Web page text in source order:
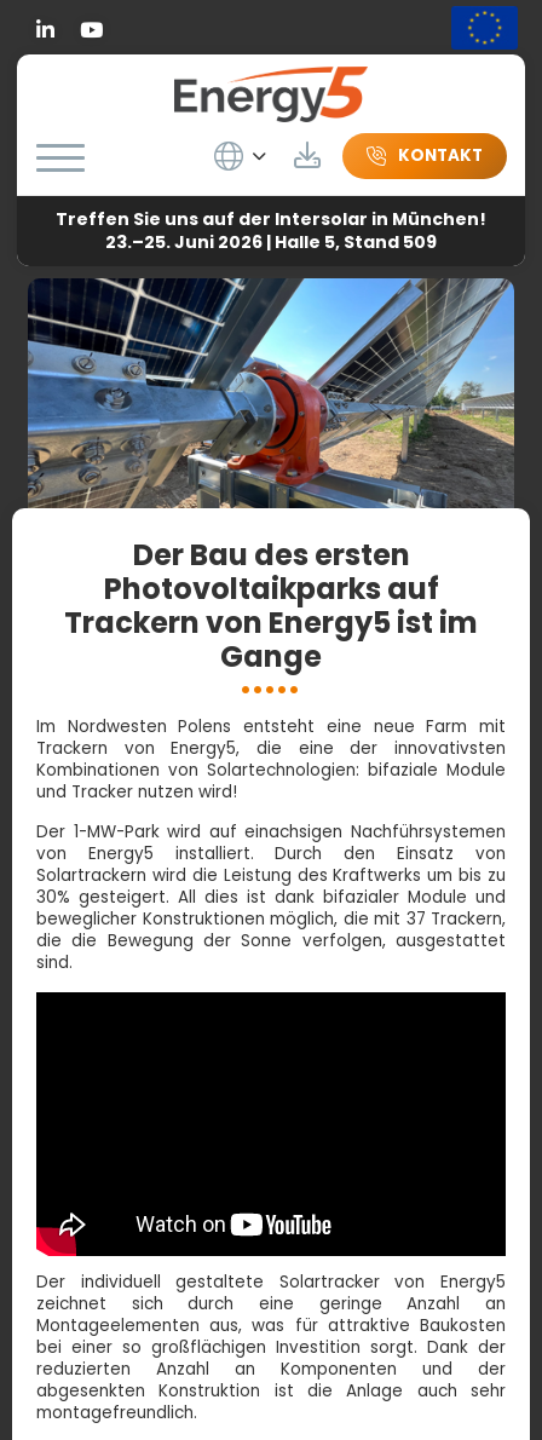
Wybierz język
Herunterladen
KONTAKT
Treffen Sie uns auf der Intersolar in München!
23.–25. Juni 2026 | Halle 5, Stand 509
Energy5-Nachricht-Der Bau des ersten Photovoltaikparks
auf Trackern von Energy5 ist im Gange
Der Bau des ersten
Photovoltaikparks auf
Trackern von Energy5 ist im
Gange
Im Nordwesten Polens entsteht eine neue Farm mit
Trackern von Energy5, die eine der innovativsten
Kombinationen von Solartechnologien: bifaziale Module
und Tracker nutzen wird!
Der 1-MW-Park wird auf einachsigen Nachführsystemen
von Energy5 installiert. Durch den Einsatz von
Solartrackern wird die Leistung des Kraftwerks um bis zu
30% gesteigert. All dies ist dank bifazialer Module und
beweglicher Konstruktionen möglich, die mit 37 Trackern,
die die Bewegung der Sonne verfolgen, ausgestattet
sind.
Der individuell gestaltete Solartracker von Energy5
zeichnet sich durch eine geringe Anzahl an
Montageelementen aus, was für attraktive Baukosten
bei einer so großflächigen Investition sorgt. Dank der
reduzierten Anzahl an Komponenten und der
abgesenkten Konstruktion ist die Anlage auch sehr
montagefreundlich.